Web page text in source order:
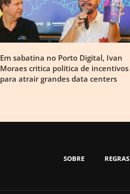
Em sabatina no Porto Digital, Ivan
Moraes critica política de incentivos
para atrair grandes data centers
SOBRE REGRAS